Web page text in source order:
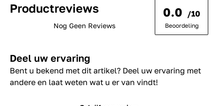
Productreviews
Nog Geen Reviews
0.0 /10
Beoordeling
Deel uw ervaring
Bent u bekend met dit artikel? Deel uw ervaring met
andere en laat weten wat u er van vindt!